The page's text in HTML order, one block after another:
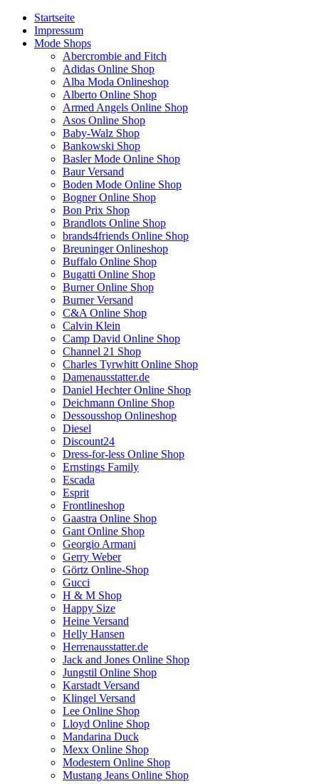
Startseite
Impressum
Mode Shops
Abercrombie and Fitch
Adidas Online Shop
Alba Moda Onlineshop
Alberto Online Shop
Armed Angels Online Shop
Asos Online Shop
Baby-Walz Shop
Bankowski Shop
Basler Mode Online Shop
Baur Versand
Boden Mode Online Shop
Bogner Online Shop
Bon Prix Shop
Brandlots Online Shop
brands4friends Online Shop
Breuninger Onlineshop
Buffalo Online Shop
Bugatti Online Shop
Burner Online Shop
Burner Versand
C&A Online Shop
Calvin Klein
Camp David Online Shop
Channel 21 Shop
Charles Tyrwhitt Online Shop
Damenausstatter.de
Daniel Hechter Online Shop
Deichmann Online Shop
Dessousshop Onlineshop
Diesel
Discount24
Dress-for-less Online Shop
Ernstings Family
Escada
Esprit
Frontlineshop
Gaastra Online Shop
Gant Online Shop
Georgio Armani
Gerry Weber
Görtz Online-Shop
Gucci
H & M Shop
Happy Size
Heine Versand
Helly Hansen
Herrenausstatter.de
Jack and Jones Online Shop
Jungstil Online Shop
Karstadt Versand
Klingel Versand
Lee Online Shop
Lloyd Online Shop
Mandarina Duck
Mexx Online Shop
Modestern Online Shop
Mustang Jeans Online Shop